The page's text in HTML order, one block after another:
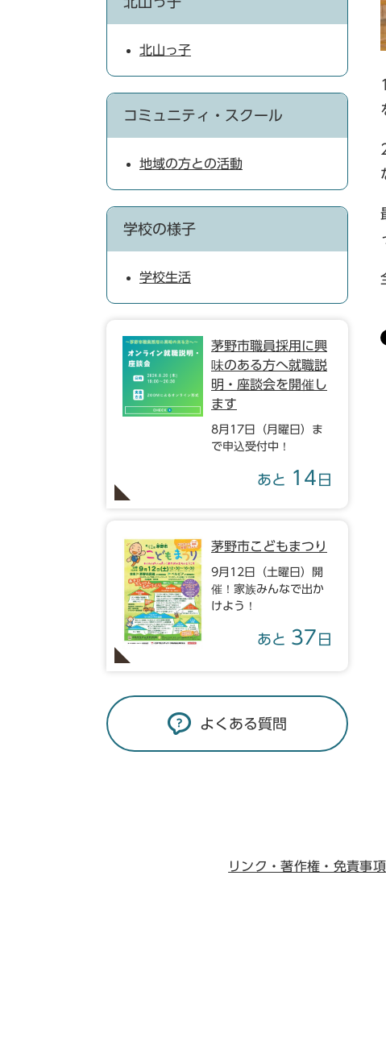
北山っ子
コミュニティ・スクール
地域の方との活動
学校の様子
学校生活
茅野市職員採用に興
味のある方へ就職説
明・座談会を開催し
ます
8月17日（月曜日）ま
で申込受付中！
あと 14 日
茅野市こどもまつり
9月12日（土曜日）開
催！家族みんなで出か
けよう！
あと 37 日
よくある質問
リンク・著作権・免責事項